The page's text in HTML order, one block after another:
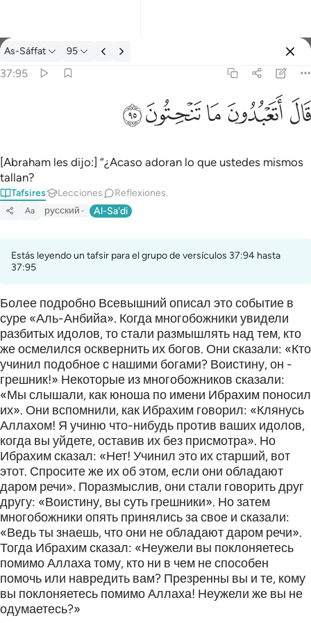
Tafsir: As-Sáffat 37:95
As-Sáffat 95
37:95
ﲟﲠﲡﲢﲣ
[Abraham les dijo:] “¿Acaso adoran lo que ustedes mismos
tallan?
Tafsires Lecciones Reflexiones.
Aa русский Al-Sa'di
Estás leyendo un tafsir para el grupo de versículos 37:94 hasta
37:95
Более подробно Всевышний описал это событие в
суре «Аль-Анбийа». Когда многобожники увидели
разбитых идолов, то стали размышлять над тем, кто
же осмелился осквернить их богов. Они сказали: «Кто
учинил подобное с нашими богами? Воистину, он -
грешник!» Некоторые из многобожников сказали:
«Мы слышали, как юноша по имени Ибрахим поносил
их». Они вспомнили, как Ибрахим говорил: «Клянусь
Аллахом! Я учиню что-нибудь против ваших идолов,
когда вы уйдете, оставив их без присмотра». Но
Ибрахим сказал: «Нет! Учинил это их старший, вот
этот. Спросите же их об этом, если они обладают
даром речи». Поразмыслив, они стали говорить друг
другу: «Воистину, вы суть грешники». Но затем
многобожники опять принялись за свое и сказали:
«Ведь ты знаешь, что они не обладают даром речи».
Тогда Ибрахим сказал: «Неужели вы поклоняетесь
помимо Аллаха тому, кто ни в чем не способен
помочь или навредить вам? Презренны вы и те, кому
вы поклоняетесь помимо Аллаха! Неужели же вы не
одумаетесь?»